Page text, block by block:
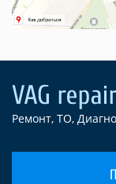
Ремонт, ТО,